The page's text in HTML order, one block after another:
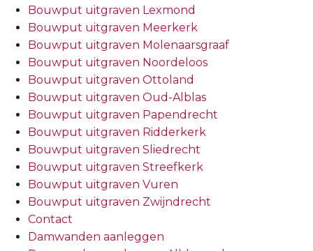
Bouwput uitgraven Lexmond
Bouwput uitgraven Meerkerk
Bouwput uitgraven Molenaarsgraaf
Bouwput uitgraven Noordeloos
Bouwput uitgraven Ottoland
Bouwput uitgraven Oud-Alblas
Bouwput uitgraven Papendrecht
Bouwput uitgraven Ridderkerk
Bouwput uitgraven Sliedrecht
Bouwput uitgraven Streefkerk
Bouwput uitgraven Vuren
Bouwput uitgraven Zwijndrecht
Contact
Damwanden aanleggen